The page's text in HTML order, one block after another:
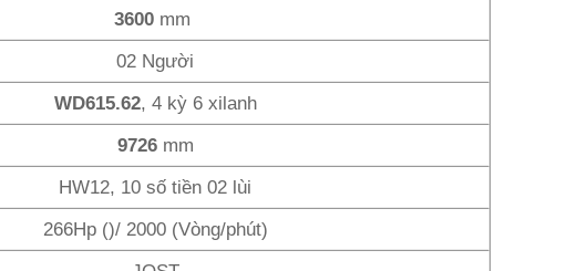
3600 mm
02 Người
WD615.62, 4 kỳ 6 xilanh
9726 mm
HW12, 10 số tiền 02 lùi
266Hp ()/ 2000 (Vòng/phút)